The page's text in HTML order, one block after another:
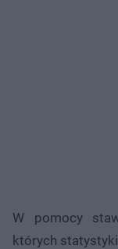
W pomocy
których